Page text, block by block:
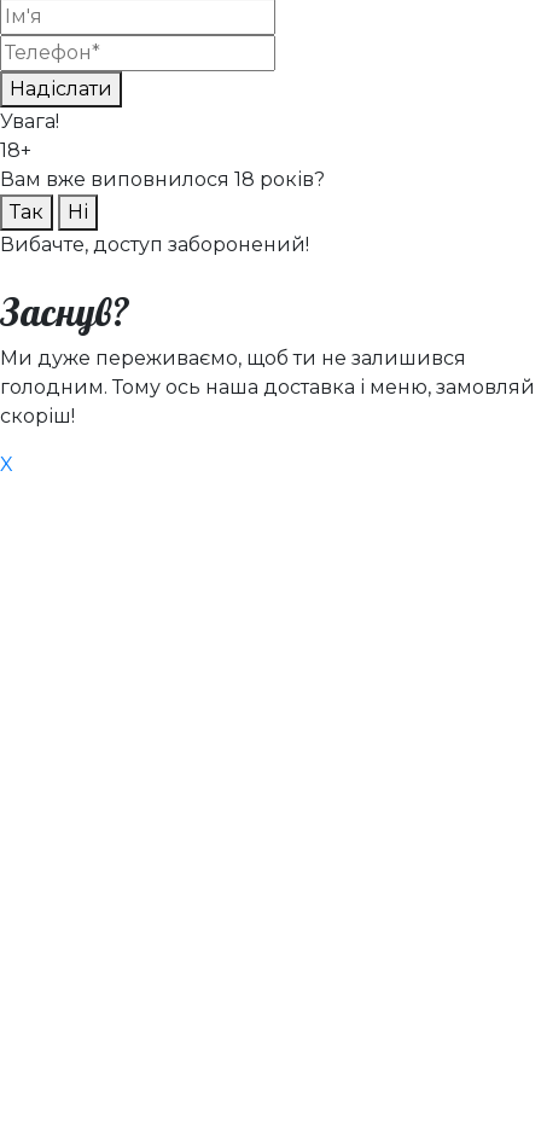
Надіслати
Увага!
18+
Вам вже виповнилося 18 років?
Так
Ні
Вибачте, доступ заборонений!
Заснув?
Ми дуже переживаємо, щоб ти не залишився
голодним. Тому ось наша доставка і меню, замовляй
скоріш!
X